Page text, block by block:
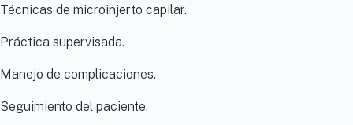
Técnicas de microinjerto capilar.
Práctica supervisada.
Manejo de complicaciones.
Seguimiento del paciente.